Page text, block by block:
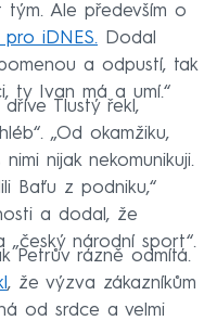
tým. Ale především o
iDNES. Dodal
a odpustí, tak
ty Ivan má a umí.“
dříve Tlustý řekl,
„Od okamžiku,
nijak nekomunikuji.
Baťu z podniku,“
a dodal, že
národní sport“.
Petrův rázně odmítá.
, že výzva zákazníkům
od srdce a velmi